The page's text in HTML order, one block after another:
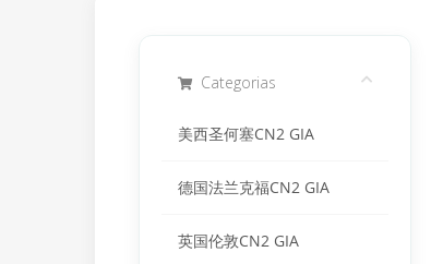
Categorias
美西圣何塞CN2 GIA
德国法兰克福CN2 GIA
英国伦敦CN2 GIA